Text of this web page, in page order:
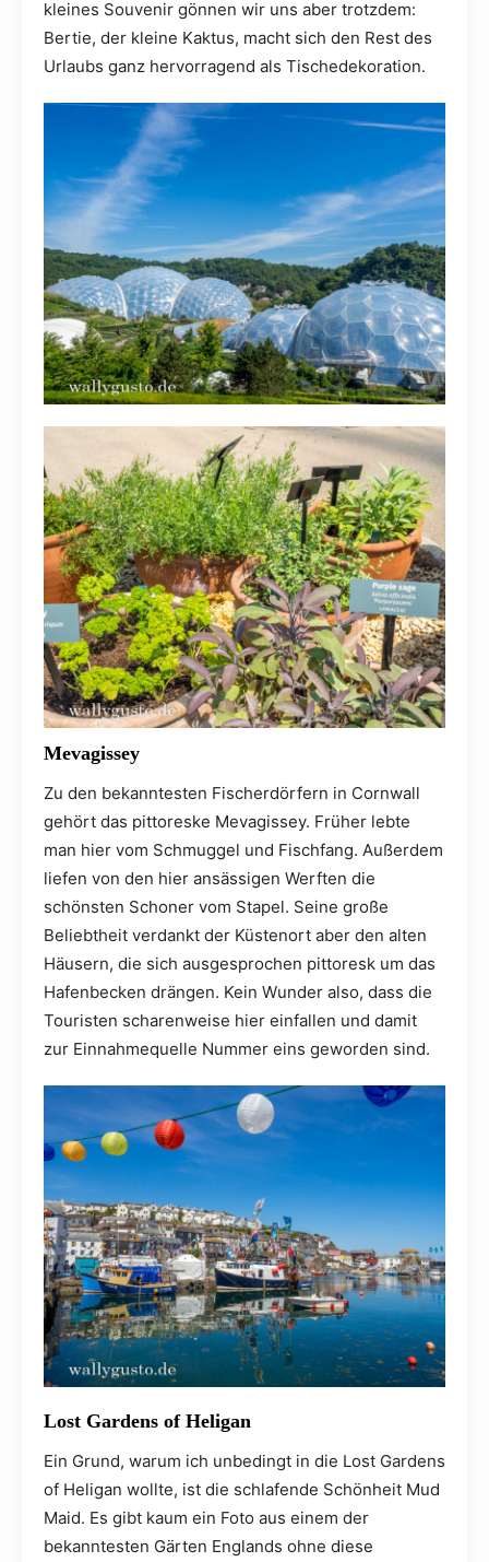
kleines Souvenir gönnen wir uns aber trotzdem:
Bertie, der kleine Kaktus, macht sich den Rest des
Urlaubs ganz hervorragend als Tischedekoration.
Mevagissey
Zu den bekanntesten Fischerdörfern in Cornwall
gehört das pittoreske Mevagissey. Früher lebte
man hier vom Schmuggel und Fischfang. Außerdem
liefen von den hier ansässigen Werften die
schönsten Schoner vom Stapel. Seine große
Beliebtheit verdankt der Küstenort aber den alten
Häusern, die sich ausgesprochen pittoresk um das
Hafenbecken drängen. Kein Wunder also, dass die
Touristen scharenweise hier einfallen und damit
zur Einnahmequelle Nummer eins geworden sind.
Lost Gardens of Heligan
Ein Grund, warum ich unbedingt in die Lost Gardens
of Heligan wollte, ist die schlafende Schönheit Mud
Maid. Es gibt kaum ein Foto aus einem der
bekanntesten Gärten Englands ohne diese